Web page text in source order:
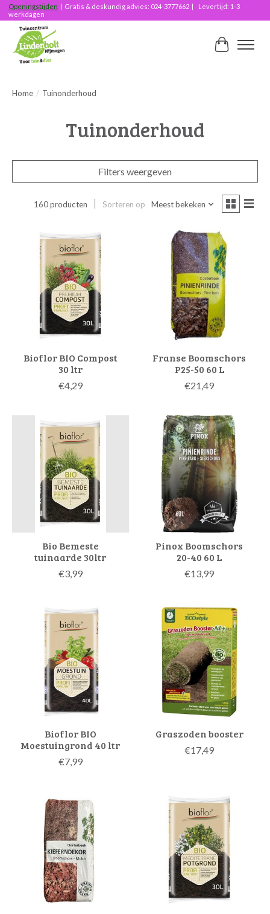
Openingstijden | Gratis & deskundig advies: 024-3777662 | Levertijd: 1-3
werkdagen
Home / Tuinonderhoud
Tuinonderhoud
Filters weergeven
160 producten Sorteren op Meest bekeken
Bioflor BIO Compost
30 ltr
€4,29
Franse Boomschors
P25-50 60 L
€21,49
Bio Bemeste
tuinaarde 30ltr
€3,99
Pinox Boomschors
20-40 60 L
€13,99
Bioflor BIO
Moestuingrond 40 ltr
€7,99
Graszoden booster
€17,49